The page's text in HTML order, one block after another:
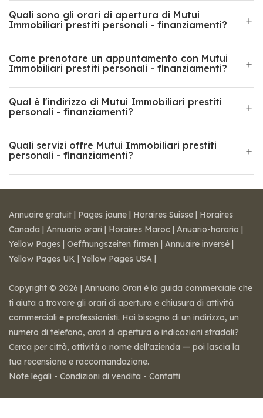
Quali sono gli orari di apertura di Mutui
Immobiliari prestiti personali - finanziamenti?
Come prenotare un appuntamento con Mutui
Immobiliari prestiti personali - finanziamenti?
Qual è l'indirizzo di Mutui Immobiliari prestiti
personali - finanziamenti?
Quali servizi offre Mutui Immobiliari prestiti
personali - finanziamenti?
Annuaire gratuit | Pages jaune | Horaires Suisse | Horaires
Canada | Annuario orari | Horaires Maroc | Anuario-horario |
Yellow Pages | Oeffnungszeiten firmen | Annuaire inversé |
Yellow Pages UK | Yellow Pages USA |
Copyright © 2026 | Annuario Orari è la guida commerciale che
ti aiuta a trovare gli orari di apertura e chiusura di attività
commerciali e professionisti. Hai bisogno di un indirizzo, un
numero di telefono, orari di apertura o indicazioni stradali?
Cerca per città, attività o nome dell'azienda — poi lascia la
tua recensione e raccomandazione.
Note legali - Condizioni di vendita - Contatti